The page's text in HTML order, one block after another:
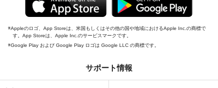
Appleのロゴ、App Storeは、米国もしくはその他の国や地域におけるApple Inc.の商標で
す。App Storeは、Apple Inc.のサービスマークです。
Google Play および Google Play ロゴは Google LLC の商標です。
サポート情報